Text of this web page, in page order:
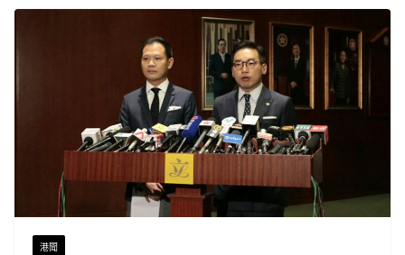
港聞